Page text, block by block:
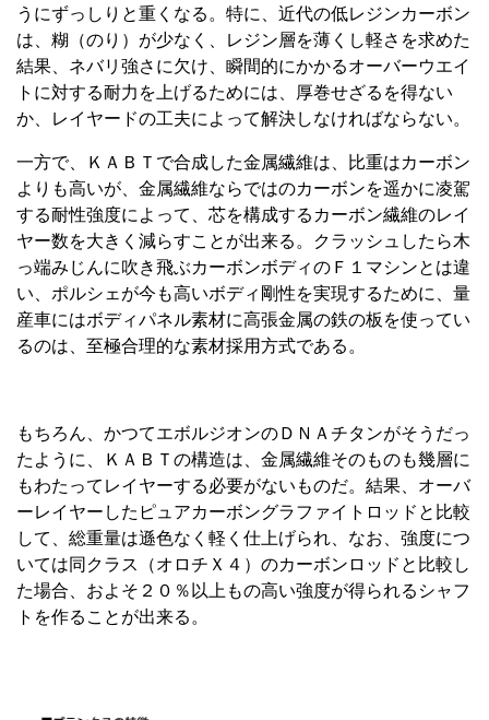
うにずっしりと重くなる。特に、近代の低レジンカーボン
は、糊（のり）が少なく、レジン層を薄くし軽さを求めた
結果、ネバリ強さに欠け、瞬間的にかかるオーバーウエイ
トに対する耐力を上げるためには、厚巻せざるを得ない
か、レイヤードの工夫によって解決しなければならない。
一方で、ＫＡＢＴで合成した金属繊維は、比重はカーボン
よりも高いが、金属繊維ならではのカーボンを遥かに凌駕
する耐性強度によって、芯を構成するカーボン繊維のレイ
ヤー数を大きく減らすことが出来る。クラッシュしたら木
っ端みじんに吹き飛ぶカーボンボディのＦ１マシンとは違
い、ポルシェが今も高いボディ剛性を実現するために、量
産車にはボディパネル素材に高張金属の鉄の板を使ってい
るのは、至極合理的な素材採用方式である。
もちろん、かつてエボルジオンのＤＮＡチタンがそうだっ
たように、ＫＡＢＴの構造は、金属繊維そのものも幾層に
もわたってレイヤーする必要がないものだ。結果、オーバ
ーレイヤーしたピュアカーボングラファイトロッドと比較
して、総重量は遜色なく軽く仕上げられ、なお、強度につ
いては同クラス（オロチＸ４）のカーボンロッドと比較し
た場合、およそ２０％以上もの高い強度が得られるシャフ
トを作ることが出来る。